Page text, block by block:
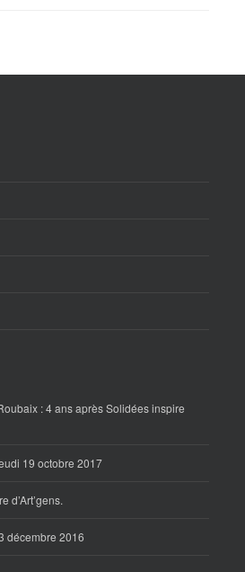
: 4 ans après Solidées inspire
19 octobre 2017
d’Art’gens.
décembre 2016